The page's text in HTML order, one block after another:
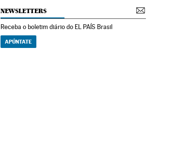
NEWSLETTERS
Receba o boletim diário do EL PAÍS Brasil
APÚNTATE